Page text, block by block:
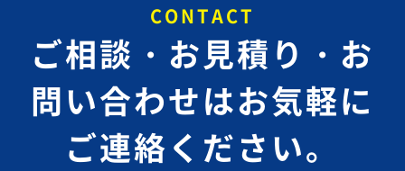
CONTACT
ご相談・お見積り・お
問い合わせはお気軽に
ご連絡ください。